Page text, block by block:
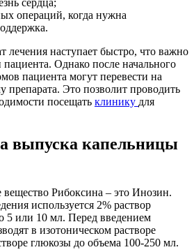
сердца;
операций, когда нужна
лечения наступает быстро, что важно
Однако после начального
пациента могут перевести на
препарата. Это позволит проводить
посещать клинику для
выпуска капельницы
Рибоксина – это Инозин.
используется 2% раствор
5 или 10 мл. Перед введением
в изотоническом растворе
глюкозы до объема 100-250 мл.